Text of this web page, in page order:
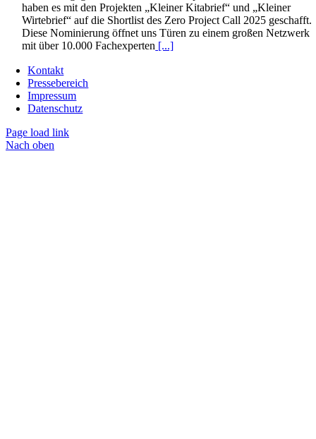
haben es mit den Projekten „Kleiner Kitabrief“ und „Kleiner
Wirtebrief“ auf die Shortlist des Zero Project Call 2025 geschafft.
Diese Nominierung öffnet uns Türen zu einem großen Netzwerk
mit über 10.000 Fachexperten [...]
Kontakt
Pressebereich
Impressum
Datenschutz
Page load link
Nach oben